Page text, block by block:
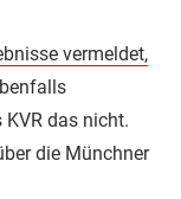
vermeldet,
das nicht.
die Münchner